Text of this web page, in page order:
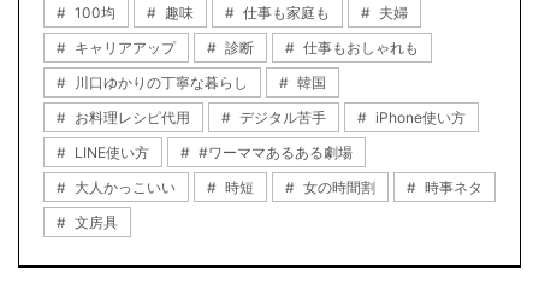
100均
趣味 仕事も家庭も
夫婦
キャリアアップ
診断
仕事もおしゃれも
川口ゆかりの丁寧な暮らし
韓国
お料理レシピ代用
デジタル苦手
iPhone使い方
LINE使い方
#ワーママあるある劇場
大人かっこいい
時短 女の時間割
時事ネタ
文房具